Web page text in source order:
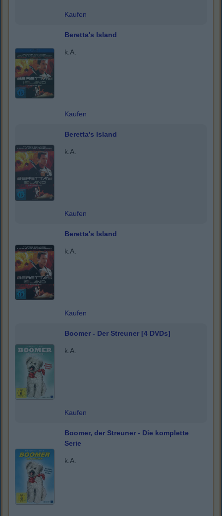
Kaufen
Beretta's Island
k.A.
Kaufen
Beretta's Island
k.A.
Kaufen
Beretta's Island
k.A.
Kaufen
Boomer - Der Streuner [4 DVDs]
k.A.
Kaufen
Boomer, der Streuner - Die komplette
Serie
k.A.